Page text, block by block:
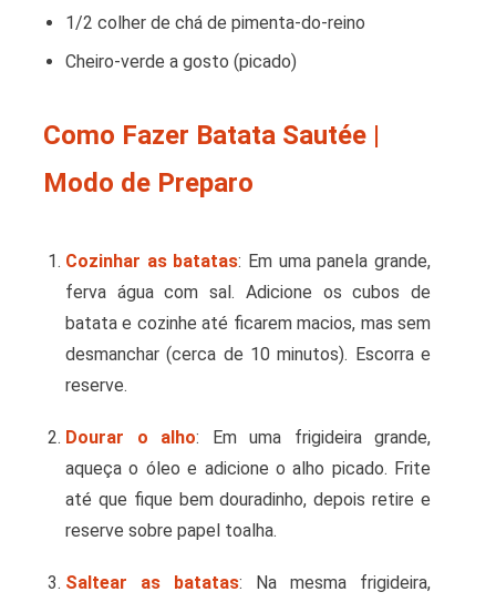
1/2 colher de chá de pimenta-do-reino
Cheiro-verde a gosto (picado)
Como Fazer Batata Sautée |
Modo de Preparo
Cozinhar as batatas: Em uma panela grande,
ferva água com sal. Adicione os cubos de
batata e cozinhe até ficarem macios, mas sem
desmanchar (cerca de 10 minutos). Escorra e
reserve.
Dourar o alho: Em uma frigideira grande,
aqueça o óleo e adicione o alho picado. Frite
até que fique bem douradinho, depois retire e
reserve sobre papel toalha.
Saltear as batatas: Na mesma frigideira,